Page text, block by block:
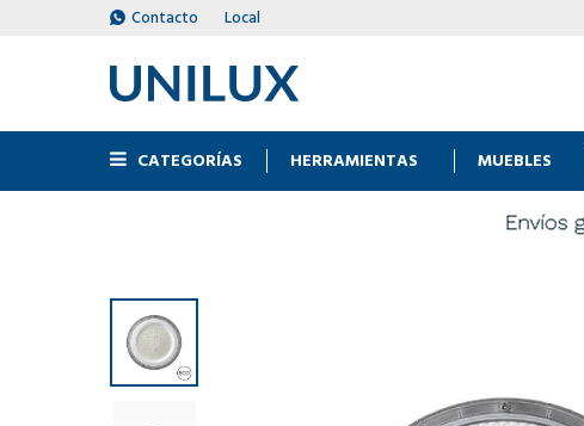
CATEGORÍAS HERRAMIENTAS MUEBLES
Contacto Local